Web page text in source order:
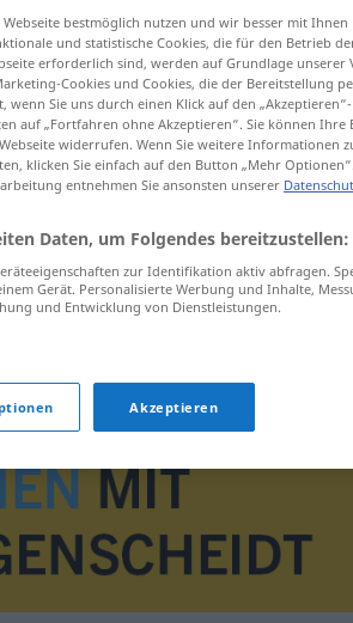
bestmöglich nutzen und wir besser mit Ihnen
und statistische Cookies, die für den Betrieb
erforderlich sind, werden auf Grundlage unserer
Cookies und Cookies, die der Bereitstellung
Sie uns durch einen Klick auf den
auf „Fortfahren ohne Akzeptieren“. Sie können Ihre
widerrufen. Wenn Sie weitere Informationen
klicken Sie einfach auf den Button „Mehr Optionen“.
entnehmen Sie ansonsten unserer
Daten, um Folgendes bereitzustellen:
zur Identifikation aktiv abfragen.
Gerät. Personalisierte Werbung und Inhalte,
und Entwicklung von Dienstleistungen.
Akzeptieren